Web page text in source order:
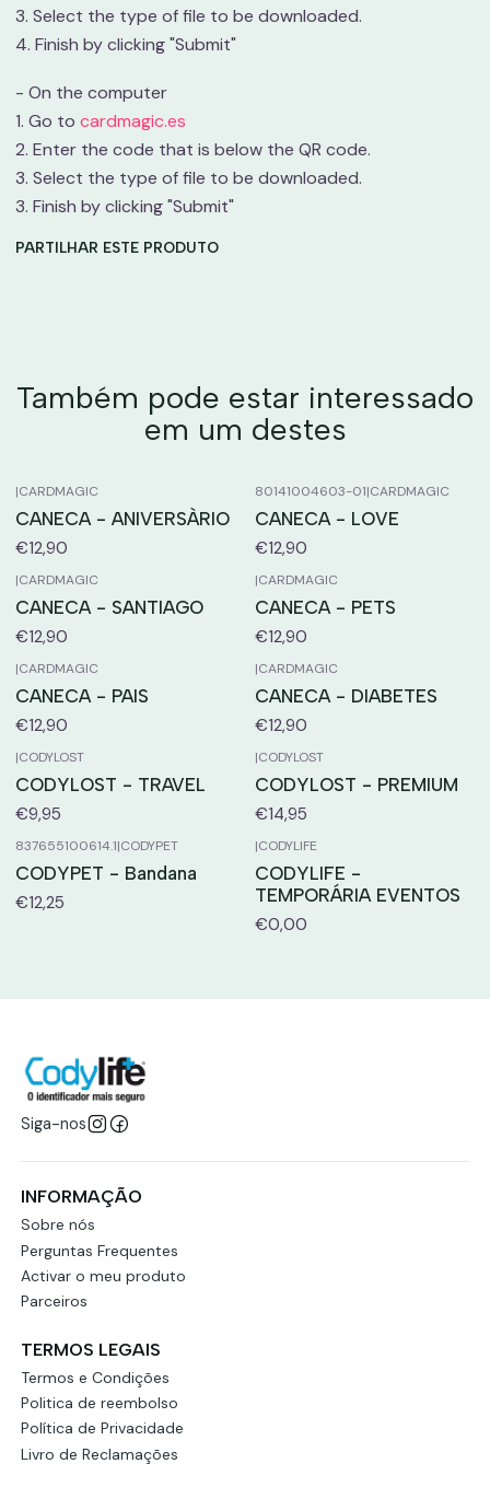
3. Select the type of file to be downloaded.
4. Finish by clicking "Submit"
- On the computer
1. Go to cardmagic.es
2. Enter the code that is below the QR code.
3. Select the type of file to be downloaded.
3. Finish by clicking "Submit"
PARTILHAR ESTE PRODUTO
Também pode estar interessado
em um destes
|CARDMAGIC
CANECA - ANIVERSÀRIO
€12,90
80141004603-01|CARDMAGIC
CANECA - LOVE
€12,90
|CARDMAGIC
CANECA - SANTIAGO
€12,90
|CARDMAGIC
CANECA - PETS
€12,90
|CARDMAGIC
CANECA - PAIS
€12,90
|CARDMAGIC
CANECA - DIABETES
€12,90
|CODYLOST
CODYLOST - TRAVEL
€9,95
|CODYLOST
CODYLOST - PREMIUM
€14,95
837655100614.1|CODYPET
CODYPET - Bandana
€12,25
|CODYLIFE
CODYLIFE -
TEMPORÁRIA EVENTOS
€0,00
Siga-nos
INFORMAÇÃO
Sobre nós
Perguntas Frequentes
Activar o meu produto
Parceiros
TERMOS LEGAIS
Termos e Condições
Politica de reembolso
Política de Privacidade
Livro de Reclamações